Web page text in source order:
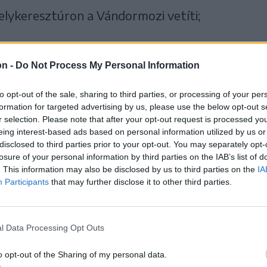
- Do Not Process My Personal Information
opt-out of the sale, sharing to third parties, or processing of your
for targeted advertising by us, please use the below opt-out
selection. Please note that after your opt-out request is processed
interest-based ads based on personal information utilized by us
to third parties prior to your opt-out. You may separately
of your personal information by third parties on the IAB’s list of
This information may also be disclosed by us to third parties on the
Participants that may further disclose it to other third parties.
Data Processing Opt Outs
opt-out of the Sharing of my personal data.
a Vándormozi vetíti;
13–14-én lesz először látható a volt Stúdió
által;
október 11–12-én lesznek újra vetítések;
játssza a Cityplex mozi;
kerül moziba, majd a Vándormozi helyi
településeire;
elején vetíti a Vándormozi;
Filmfesztivál záróestéjén, november